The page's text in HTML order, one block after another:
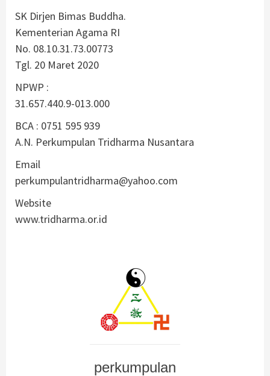
SK Dirjen Bimas Buddha.
Kementerian Agama RI
No. 08.10.31.73.00773
Tgl. 20 Maret 2020
NPWP :
31.657.440.9-013.000
BCA : 0751 595 939
A.N. Perkumpulan Tridharma Nusantara
Email
perkumpulantridharma@yahoo.com
Website
www.tridharma.or.id
perkumpulan